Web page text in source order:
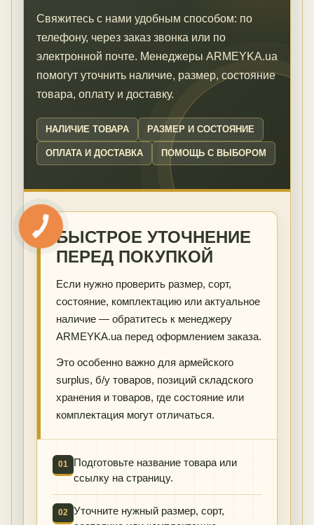
Свяжитесь с нами удобным способом: по
телефону, через заказ звонка или по
электронной почте. Менеджеры ARMEYKA.ua
помогут уточнить наличие, размер, состояние
товара, оплату и доставку.
НАЛИЧИЕ ТОВАРА РАЗМЕР И СОСТОЯНИЕ
ОПЛАТА И ДОСТАВКА ПОМОЩЬ С ВЫБОРОМ
БЫСТРОЕ УТОЧНЕНИЕ
ПЕРЕД ПОКУПКОЙ
Если нужно проверить размер, сорт,
состояние, комплектацию или актуальное
наличие — обратитесь к менеджеру
ARMEYKA.ua перед оформлением заказа.
Это особенно важно для армейского
surplus, б/у товаров, позиций складского
хранения и товаров, где состояние или
комплектация могут отличаться.
01
Подготовьте название товара или
ссылку на страницу.
02
Уточните нужный размер, сорт,